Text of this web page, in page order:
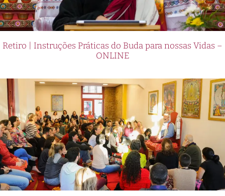
Retiro | Instruções Práticas do Buda para nossas Vidas –
ONLINE